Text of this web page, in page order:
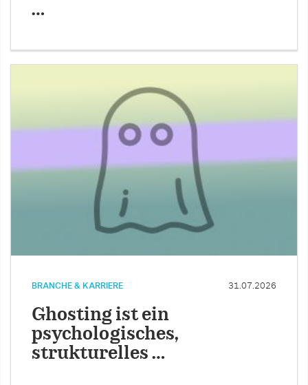
…
BRANCHE & KARRIERE 31.07.2026
Ghosting ist ein
psychologisches,
strukturelles …